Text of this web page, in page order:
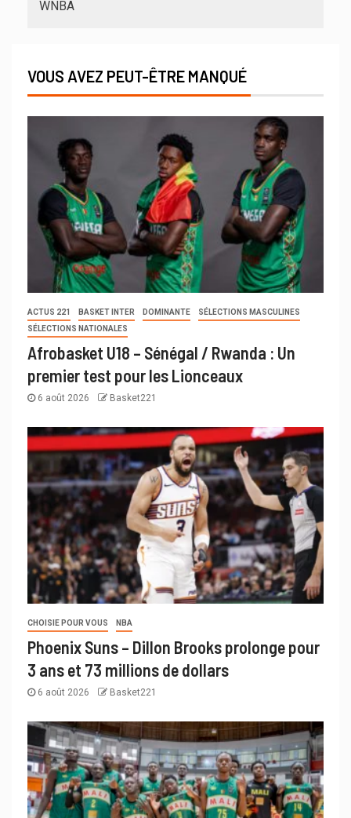
WNBA
VOUS AVEZ PEUT-ÊTRE MANQUÉ
ACTUS 221 BASKET INTER DOMINANTE
SÉLECTIONS MASCULINES
SÉLECTIONS NATIONALES
Afrobasket U18 – Sénégal / Rwanda : Un
premier test pour les Lionceaux
6 août 2026 Basket221
CHOISIE POUR VOUS NBA
Phoenix Suns – Dillon Brooks prolonge pour
3 ans et 73 millions de dollars
6 août 2026 Basket221